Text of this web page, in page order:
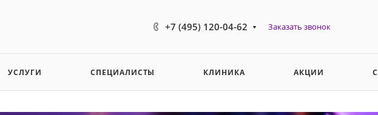
+7 (495) 120-04-62 Заказать звонок
УСЛУГИ СПЕЦИАЛИСТЫ КЛИНИКА АКЦИИ